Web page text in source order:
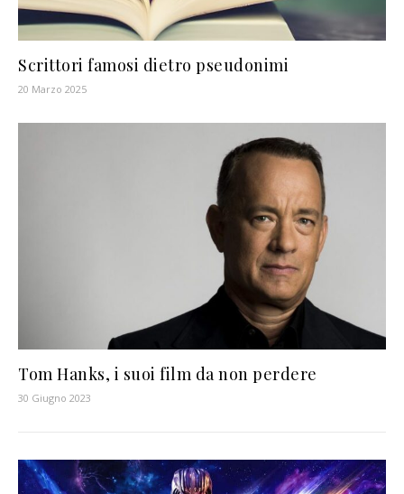
Scrittori famosi dietro pseudonimi
20 Marzo 2025
Tom Hanks, i suoi film da non perdere
30 Giugno 2023